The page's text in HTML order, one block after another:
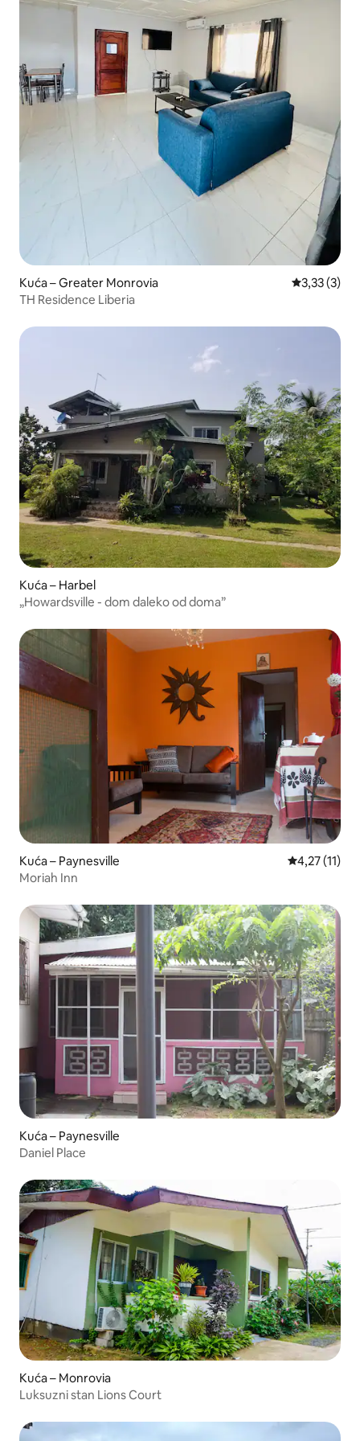
Kuća – Greater Monrovia Prosječna
3,33 (3)
TH Residence Liberia
Kuća – Harbel
„Howardsville - dom daleko od doma”
Kuća – Paynesville Prosječna
4,27 (11)
Moriah Inn
Kuća – Paynesville
Daniel Place
Kuća – Monrovia
Luksuzni stan Lions Court